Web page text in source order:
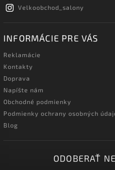
Velkoobchod_salony
INFORMÁCIE PRE VÁS
Reklamácie
Kontakty
Doprava
Napíšte nám
Obchodné podmienky
Podmienky ochrany osobných
Blog
ODOBERAŤ